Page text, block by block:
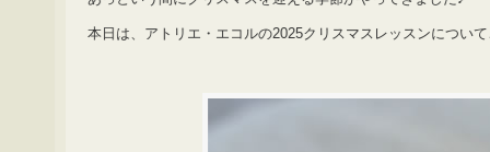
本日は、アトリエ・エコルの2025クリスマスレッスンについ